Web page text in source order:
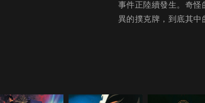
事件正陸續發生。奇
異的撲克牌，到底其中